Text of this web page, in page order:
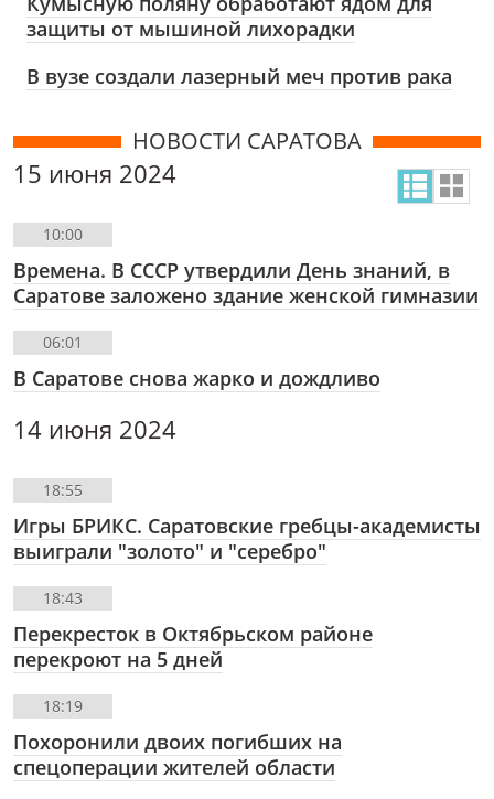
защиты от мышиной лихорадки
В вузе создали лазерный меч против рака
НОВОСТИ САРАТОВА
15 июня 2024
10:00
Времена. В СССР утвердили День знаний, в
Саратове заложено здание женской гимназии
06:01
В Саратове снова жарко и дождливо
14 июня 2024
18:55
Игры БРИКС. Саратовские гребцы-академисты
выиграли "золото" и "серебро"
18:43
Перекресток в Октябрьском районе
перекроют на 5 дней
18:19
Похоронили двоих погибших на
спецоперации жителей области